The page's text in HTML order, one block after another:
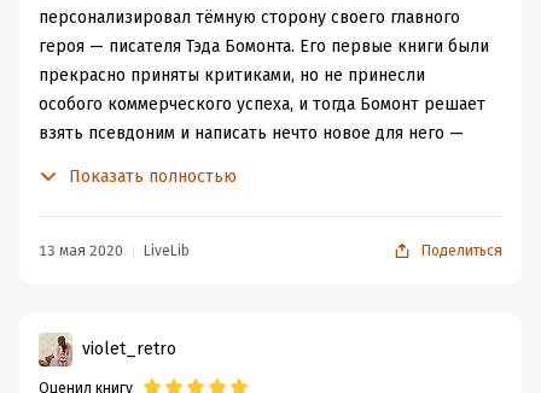
персонализировал тёмную сторону своего главного
героя — писателя Тэда Бомонта. Его первые книги были
прекрасно приняты критиками, но не принесли
особого коммерческого успеха, и тогда Бомонт решает
взять псевдоним и написать нечто новое для него —
следует продолжение, ещё одно... Тэд Бомонт и его
жаждет продолжения серии. Вот только жене Тэда
кажется, что муж сам на себя не похож, когда пишет
Показать полностью
13 мая 2020 LiveLib Поделиться
violet_retro
Оценил книгу